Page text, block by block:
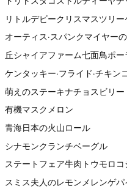
リトルデビークリスマスツリー
オーティス·スパンクマイヤー
丘シャイアファーム七面鳥ポ
ケンタッキー·フライド·チキン
萌えのステーキナチョスビリー
有機マスクメロン
青海日本の火山ロール
シナモンクランチベーグル
ステートフェア牛肉トウモロコ
スミス夫人のレモンメレンゲパ